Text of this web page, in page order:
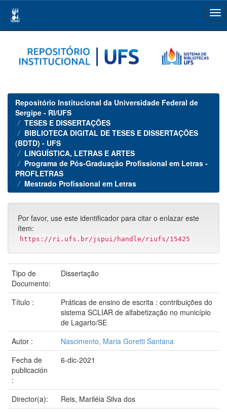
navigation
Repositório Institucional da Universidade Federal de
Sergipe - RI/UFS
TESES E DISSERTAÇÕES
BIBLIOTECA DIGITAL DE TESES E DISSERTAÇÕES
(BDTD) - UFS
LINGUÍSTICA, LETRAS E ARTES
Programa de Pós-Graduação Profissional em Letras -
PROFLETRAS
Mestrado Profissional em Letras
Por favor, use este identificador para citar o enlazar este
ítem:
https://ri.ufs.br/jspui/handle/riufs/15425
Tipo de
Documento:
Dissertação
Título :
Práticas de ensino de escrita : contribuições do
sistema SCLIAR de alfabetização no município
de Lagarto/SE
Autor :
Nascimento, Maria Goretti Santana
Fecha de
publicación
:
6-dic-2021
Director(a):
Reis, Mariléia Silva dos